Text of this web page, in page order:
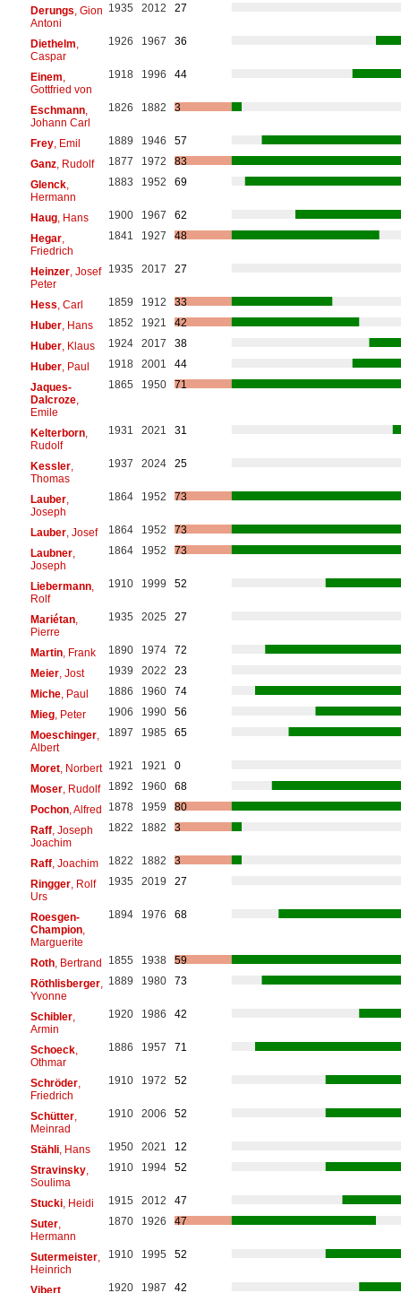
Derungs , Gion
Antoni
1935 2012 27
Diethelm
Caspar
1926 1967 36
Einem
Gottfried von
1918 1996 44
Eschmann,
Johann Carl
1826 1882 3
Frey, Emil 1889 1946
57
Ganz, Rudolf 1877 1972
83
Glenck,
Hermann
1883 1952 69
Haug, Hans 1900 1967
62
Hegar,
Friedrich
1841 1927 48
Heinzer, Josef
Peter
1935 2017 27
Hess , Carl 1859 1912
33
Huber, Hans 1852 1921
42
Huber, Klaus 1924 2017
38
Huber, Paul 1918 2001
44
Jaques-
Dalcroze,
Emile
1865 1950 71
Kelterborn,
Rudolf
1931 2021 31
Kessler,
Thomas
1937 2024 25
Lauber,
Joseph
1864 1952 73
Lauber, Josef 1864 1952
73
Laubner,
Joseph
1864 1952 73
Liebermann,
Rolf
1910 1999 52
Mariétan,
Pierre
1935 2025 27
Martin, Frank 1890 1974
72
Meier, Jost 1939 2022
23
Miche, Paul 1886 1960
74
Mieg, Peter 1906 1990
56
Moeschinger,
Albert
1897 1985 65
Moret, Norbert 1921 1921
0
Moser, Rudolf 1892 1960
68
Pochon, Alfred 1878 1959
80
Raff, Joseph
Joachim
1822 1882 3
Raff, Joachim 1822 1882
3
Ringger, Rolf
Urs
1935 2019 27
Roesgen-
Champion,
Marguerite
1894 1976 68
Roth, Bertrand 1855 1938
59
Röthlisberger,
Yvonne
1889 1980 73
Schibler,
Armin
1920 1986 42
Schoeck,
Othmar
1886 1957 71
Schröder,
Friedrich
1910 1972 52
Schütter,
Meinrad
1910 2006 52
Stähli, Hans 1950 2021
12
Stravinsky,
Soulima
1910 1994 52
Stucki, Heidi 1915 2012
47
Suter,
Hermann
1870 1926 47
Sutermeister,
Heinrich
1910 1995 52
Vibert, 1920 1987 42